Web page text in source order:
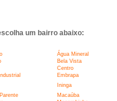
um bairro abaixo:
Água Mineral
Bela Vista
Centro
Embrapa
Ininga
Macaúba